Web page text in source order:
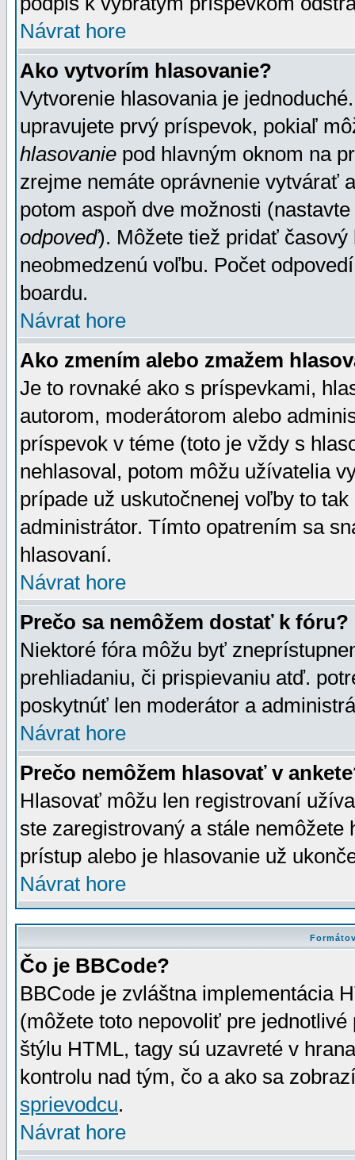
Návrat hore
Ako vytvorím hlasovanie?
Vytvorenie hlasovania je
upravujete prvý príspevok, pokiaľ
hlasovanie pod hlavným oknom na
zrejme nemáte oprávnenie vytvárať
potom aspoň dve možnosti
odpoveď). Môžete tiež pridať
neobmedzenú voľbu. Počet
boardu.
Návrat hore
Ako zmením alebo zmažem
Je to rovnaké ako s príspevkami,
autorom, moderátorom alebo
príspevok v téme (toto je vždy s
nehlasoval, potom môžu užívatelia
prípade už uskutočnenej voľby to
administrátor. Tímto opatrením sa
hlasovaní.
Návrat hore
Prečo sa nemôžem dostať k fóru?
Niektoré fóra môžu byť
prehliadaniu, či prispievaniu atď.
poskytnúť len moderátor a
Návrat hore
Prečo nemôžem hlasovať v
Hlasovať môžu len registrovaní
ste zaregistrovaný a stále
prístup alebo je hlasovanie už
Návrat hore
Čo je BBCode?
BBCode je zvláštna implementácia
(môžete toto nepovoliť pre
štýlu HTML, tagy sú uzavreté v
kontrolu nad tým, čo a ako sa
sprievodcu.
Návrat hore